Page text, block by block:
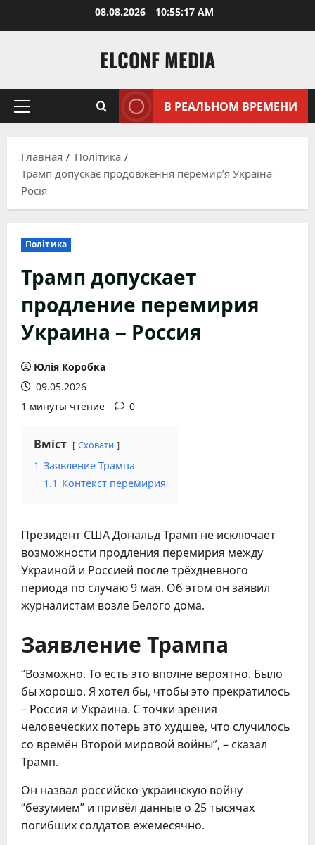
08.08.2026 10:55:18 AM
ELCONF MEDIA
Основное
В РЕАЛЬНОМ ВРЕМЕНИ
Главная
Політика
Трамп допускає продовження перемир’я Україна-
Росія
Політика
Трамп допускает
продление перемирия
Украина – Россия
Юлія Коробка
09.05.2026
1 минуты чтение
0
Вміст Сховати
1 Заявление Трампа
1.1 Контекст перемирия
Президент США Дональд Трамп не исключает
возможности продления перемирия между
Украиной и Россией после трёхдневного
периода по случаю 9 мая. Об этом он заявил
журналистам возле Белого дома.
Заявление Трампа
“Возможно. То есть это вполне вероятно. Было
бы хорошо. Я хотел бы, чтобы это прекратилось
– Россия и Украина. С точки зрения
человеческих потерь это худшее, что случилось
со времён Второй мировой войны”, – сказал
Трамп.
Он назвал российско-украинскую войну
“безумием” и привёл данные о 25 тысячах
погибших солдатов ежемесячно.